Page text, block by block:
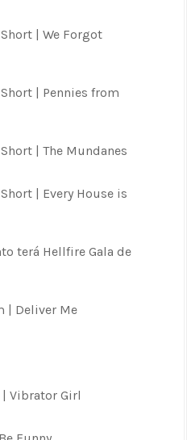
| We Forgot
| Pennies from
| The Mundanes
| Every House is
terá Hellfire Gala de
| Deliver Me
Vibrator Girl